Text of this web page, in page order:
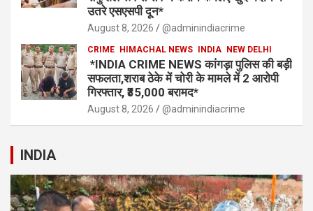
उतरे एसएसपी दून*
August 8, 2026 @adminindiacrime
CRIME HIMACHAL NEWS INDIA NEW DELHI
*INDIA CRIME NEWS कांगड़ा पुलिस की बड़ी
सफलता,शराब ठेके में चोरी के मामले में 2 आरोपी
गिरफ्तार, ₹35,000 बरामद*
August 8, 2026 @adminindiacrime
INDIA